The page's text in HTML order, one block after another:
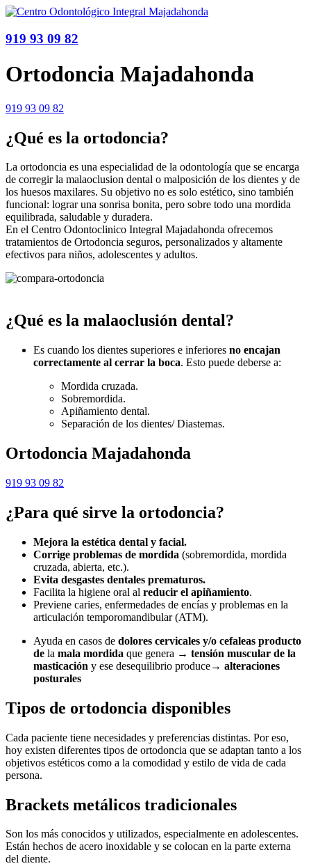
919 93 09 82
Ortodoncia Majadahonda
919 93 09 82
¿Qué es la ortodoncia?
La ortodoncia es una especialidad de la odontología que se encarga
de corregir la malaoclusion dental o malposición de los dientes y de
los huesos maxilares. Su objetivo no es solo estético, sino también
funcional: lograr una sonrisa bonita, pero sobre todo una mordida
equilibrada, saludable y duradera.
En el Centro Odontoclinico Integral Majadahonda ofrecemos
tratamientos de Ortodoncia seguros, personalizados y altamente
efectivos para niños, adolescentes y adultos.
¿Qué es la malaoclusión dental?
Es cuando los dientes superiores e inferiores no encajan
correctamente al cerrar la boca. Esto puede deberse a:
Mordida cruzada.
Sobremordida.
Apiñamiento dental.
Separación de los dientes/ Diastemas.
Ortodoncia Majadahonda
919 93 09 82
¿Para qué sirve la ortodoncia?
Mejora la estética dental y facial.
Corrige problemas de mordida (sobremordida, mordida
cruzada, abierta, etc.).
Evita desgastes dentales prematuros.
Facilita la higiene oral al reducir el apiñamiento.
Previene caries, enfermedades de encías y problemas en la
articulación temporomandibular (ATM).
Ayuda en casos de dolores cervicales y/o cefaleas producto
de la mala mordida que genera → tensión muscular de la
masticación y ese desequilibrio produce→ alteraciones
posturales
Tipos de ortodoncia disponibles
Cada paciente tiene necesidades y preferencias distintas. Por eso,
hoy existen diferentes tipos de ortodoncia que se adaptan tanto a los
objetivos estéticos como a la comodidad y estilo de vida de cada
persona.
Brackets metálicos tradicionales
Son los más conocidos y utilizados, especialmente en adolescentes.
Están hechos de acero inoxidable y se colocan en la parte externa
del diente.